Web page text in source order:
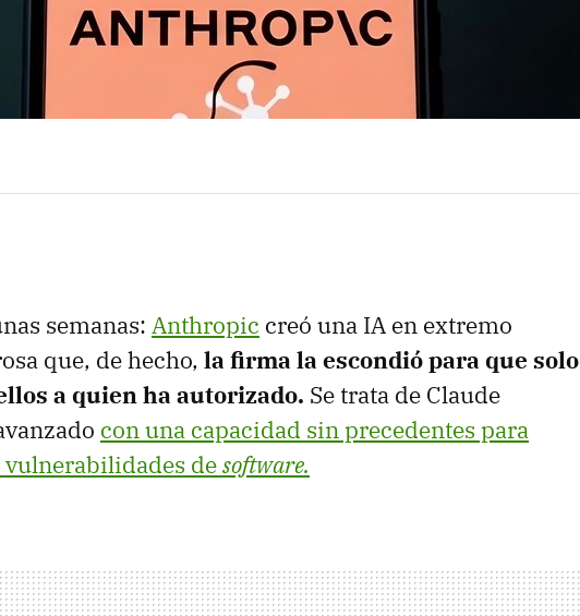
semanas: Anthropic creó una IA en extremo
que, de hecho, la firma la escondió para que solo
a quien ha autorizado. Se trata de Claude
con una capacidad sin precedentes para
desoftware.